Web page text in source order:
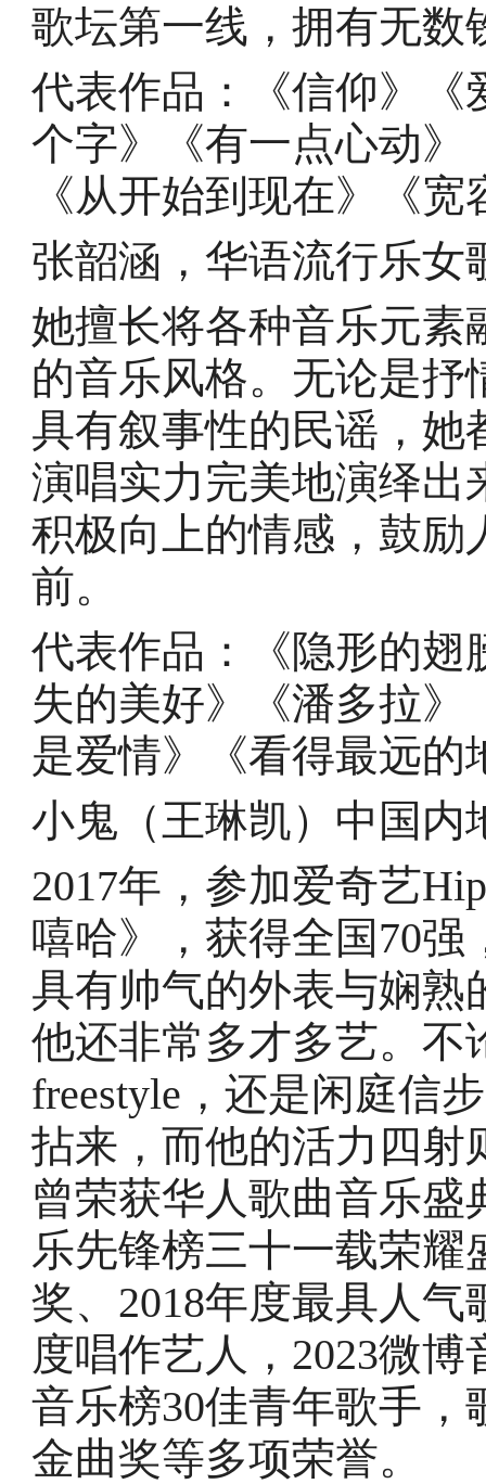
歌坛第一线，拥有无数
代表作品：《信仰》《
个字》《有一点心动》
《从开始到现在》《宽
张韶涵，华语流行乐女
她擅长将各种音乐元素
的音乐风格。无论是
具有叙事性的民谣，她
演唱实力完美地演绎出
积极向上的情感，鼓励
前。
代表作品：《隐形的翅
失的美好》《潘多拉
是爱情》《看得最远的
小鬼（王琳凯）中国内
2017年，参加爱奇艺
嘻哈》，获得全国70
具有帅气的外表与娴熟
他还非常多才多艺。不
freestyle，还是闲庭信
拈来，而他的活力四射
曾荣获华人歌曲音乐
乐先锋榜三十一载荣耀
奖、2018年度最具人
度唱作艺人，2023微
音乐榜30佳青年歌手，
金曲奖等多项荣誉。